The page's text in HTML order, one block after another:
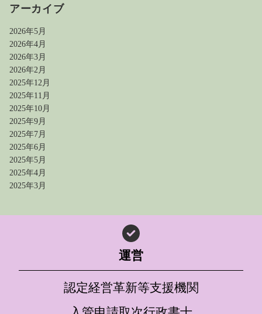
アーカイブ
2026年5月
2026年4月
2026年3月
2026年2月
2025年12月
2025年11月
2025年10月
2025年9月
2025年7月
2025年6月
2025年5月
2025年4月
2025年3月
運営
認定経営革新等支援機関